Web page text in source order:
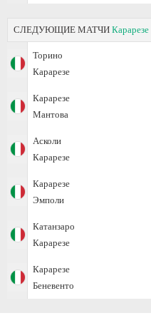
СЛЕДУЮЩИЕ МАТЧИ Карарезе
Торино
Карарезе
Карарезе
Мантова
Асколи
Карарезе
Карарезе
Эмполи
Катанзаро
Карарезе
Карарезе
Беневенто